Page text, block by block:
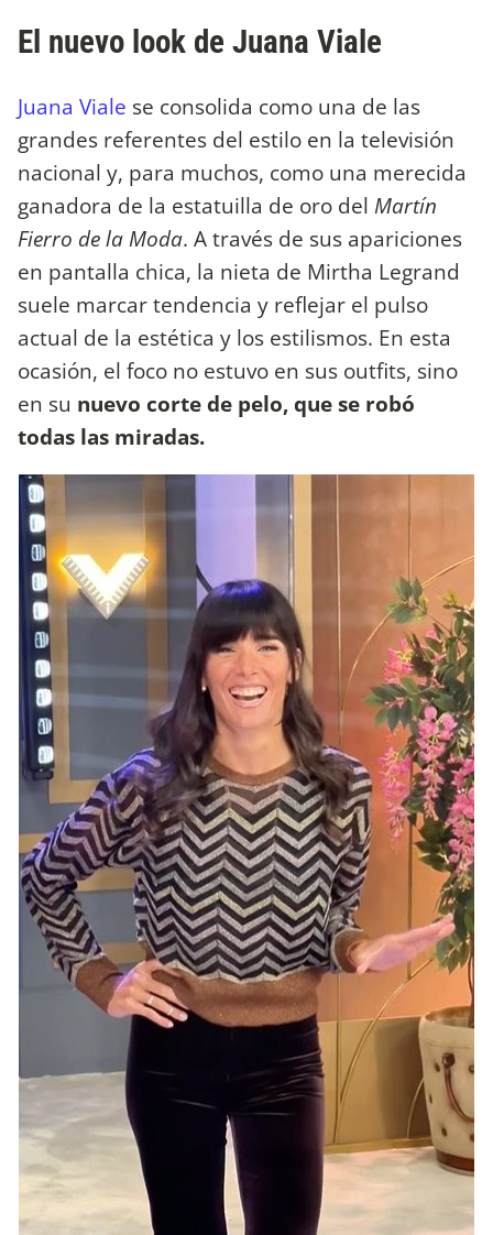
El nuevo look de Juana Viale
Juana Viale se consolida como una de las
grandes referentes del estilo en la televisión
nacional y, para muchos, como una merecida
ganadora de la estatuilla de oro del Martín
Fierro de la Moda. A través de sus apariciones
en pantalla chica, la nieta de Mirtha Legrand
suele marcar tendencia y reflejar el pulso
actual de la estética y los estilismos. En esta
ocasión, el foco no estuvo en sus outfits, sino
en su nuevo corte de pelo, que se robó
todas las miradas.